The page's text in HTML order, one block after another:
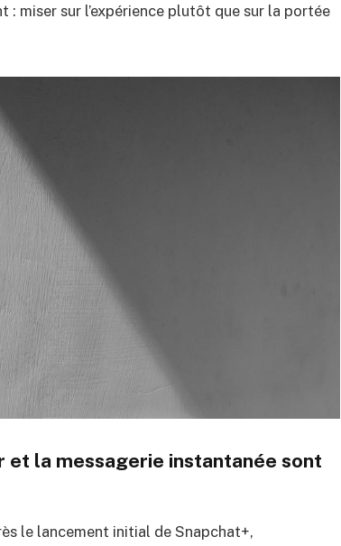
miser sur l’expérience plutôt que sur la portée
et la messagerie instantanée sont
le lancement initial de Snapchat+,